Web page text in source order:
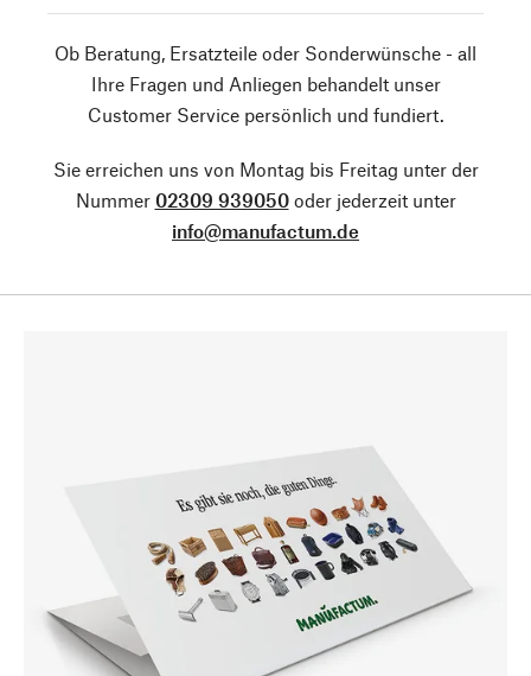
Ob Beratung, Ersatzteile oder Sonderwünsche - all
Ihre Fragen und Anliegen behandelt unser
Customer Service persönlich und fundiert.
Sie erreichen uns von Montag bis Freitag unter der
Nummer 02309 939050oder jederzeit unter
info@manufactum.de